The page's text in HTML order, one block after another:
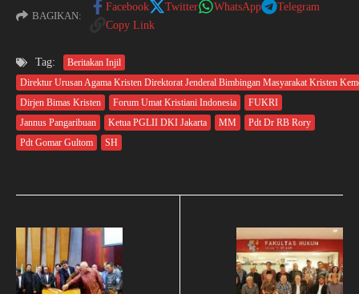
BAGIKAN:
Facebook Twitter WhatsApp
Telegram
Copy Link
Tag:
Beritakan Injil
Direktur Urusan Agama Kristen Direktorat Jenderal Bimbingan Masyarakat Kristen
Dirjen Bimas Kristen
Forum Umat Kristiani Indonesia
FUKRI
Jannus Pangaribuan
Ketua PGLII DKI Jakarta MM
Pdt Dr RB Rory
Pdt Gomar Gultom
SH